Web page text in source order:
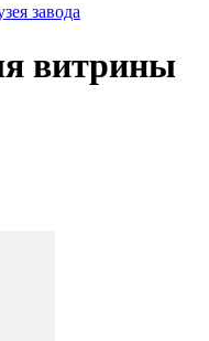
завода
витрины